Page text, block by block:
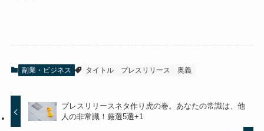
副業・ビジネス タイトル プレスリリース 奥義
プレスリリースネタ作り虎の巻。あなたの常識は、他
人の非常識！厳選5選+1